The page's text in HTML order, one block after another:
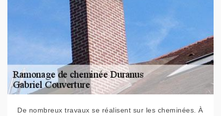
De nombreux travaux se réalisent sur les cheminées. À